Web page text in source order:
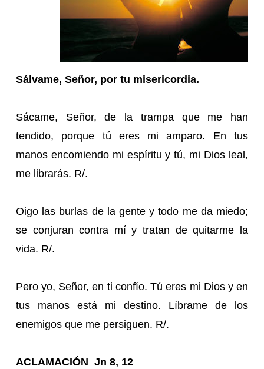
Sálvame, Señor, por tu misericordia.
Sácame, Señor, de la trampa que me han
tendido, porque tú eres mi amparo. En tus
manos encomiendo mi espíritu y tú, mi Dios leal,
me librarás. R/.
Oigo las burlas de la gente y todo me da miedo;
se conjuran contra mí y tratan de quitarme la
vida. R/.
Pero yo, Señor, en ti confío. Tú eres mi Dios y en
tus manos está mi destino. Líbrame de los
enemigos que me persiguen. R/.
ACLAMACIÓN Jn 8, 12